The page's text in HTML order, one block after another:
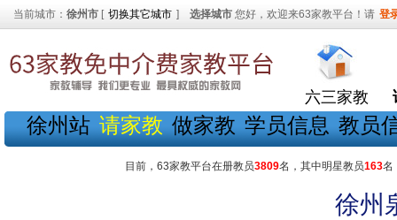
当前城市： 徐州市 [ 切换其它城市 ] 选择城市 您好，欢迎来63家教平台！请 登
六三家教
徐州站 请家教 做家教 学员信息 教员
目前，63家教平台在册教员3809名，其中明星教员163名
徐州